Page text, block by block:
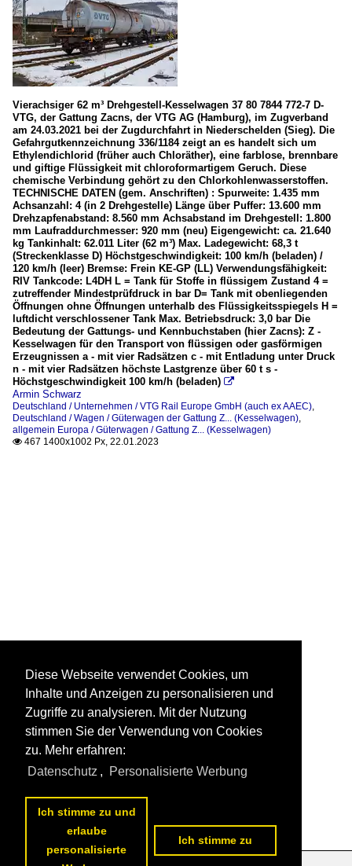
Vierachsiger 62 m³ Drehgestell-Kesselwagen 37 80 7844 772-7 D-
VTG, der Gattung Zacns, der VTG AG (Hamburg), im Zugverband
am 24.03.2021 bei der Zugdurchfahrt in Niederschelden (Sieg). Die
Gefahrgutkennzeichnung 336/1184 zeigt an es handelt sich um
Ethylendichlorid (früher auch Chloräther), eine farblose, brennbare
und giftige Flüssigkeit mit chloroformartigem Geruch. Diese
chemische Verbindung gehört zu den Chlorkohlenwasserstoffen.
TECHNISCHE DATEN (gem. Anschriften) : Spurweite: 1.435 mm
Achsanzahl: 4 (in 2 Drehgestelle) Länge über Puffer: 13.600 mm
Drehzapfenabstand: 8.560 mm Achsabstand im Drehgestell: 1.800
mm Laufraddurchmesser: 920 mm (neu) Eigengewicht: ca. 21.640
kg Tankinhalt: 62.011 Liter (62 m³) Max. Ladegewicht: 68,3 t
(Streckenklasse D) Höchstgeschwindigkeit: 100 km/h (beladen) /
120 km/h (leer) Bremse: Frein KE-GP (LL) Verwendungsfähigkeit:
RIV Tankcode: L4DH L = Tank für Stoffe in flüssigem Zustand 4 =
zutreffender Mindestprüfdruck in bar D= Tank mit obenliegenden
Öffnungen ohne Öffnungen unterhalb des Flüssigkeitsspiegels H =
luftdicht verschlossener Tank Max. Betriebsdruck: 3,0 bar Die
Bedeutung der Gattungs- und Kennbuchstaben (hier Zacns): Z -
Kesselwagen für den Transport von flüssigen oder gasförmigen
Erzeugnissen a - mit vier Radsätzen c - mit Entladung unter Druck
n - mit vier Radsätzen höchste Lastgrenze über 60 t s -
Höchstgeschwindigkeit 100 km/h (beladen) 
Armin Schwarz
Deutschland / Unternehmen / VTG Rail Europe GmbH (auch ex AAEC)
Deutschland / Wagen / Güterwagen der Gattung Z... (Kesselwagen)
allgemein Europa / Güterwagen / Gattung Z... (Kesselwagen)
 467 1400x1002 Px, 22.01.2023
Diese Webseite verwendet Cookies, um
Inhalte und Anzeigen zu personalisieren und
Zugriffe zu analysieren. Mit der Nutzung
stimmen Sie der Verwendung von Cookies
zu. Mehr erfahren:
Datenschutz , Personalisierte Werbung
Ich stimme zu und
erlaube
personalisierte
Ich stimme zu